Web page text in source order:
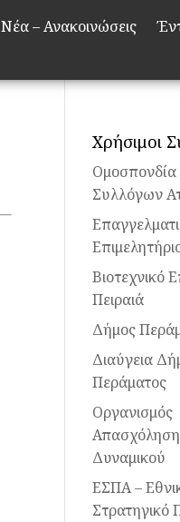
Νέα – Ανακοινώσεις
Χρήσιμοι
Συλλόγων
Βιοτεχνικό
Πειραιά
Δήμος
Διαύγεια
Περάματος
Οργανισμός
Δυναμικού
ΕΣΠΑ –
Στρατηγικό